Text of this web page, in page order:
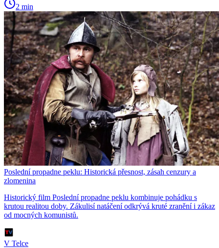
2 min
Poslední propadne peklu: Historická přesnost, zásah cenzury a
zlomenina
Historický film Poslední propadne peklu kombinuje pohádku s
krutou realitou doby. Zákulisí natáčení odkrývá kruté zranění i zákaz
od mocných komunistů.
V Telce